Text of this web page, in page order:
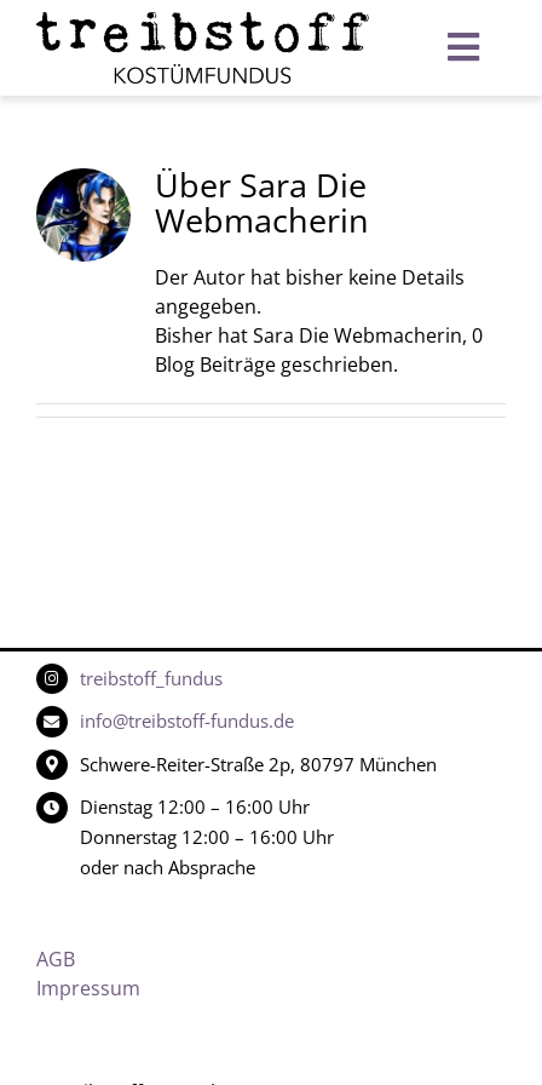
Inhalt
Verleih
Warenkorb
Über Sara Die
Webmacherin
Der Autor hat bisher keine Details
angegeben.
Bisher hat Sara Die Webmacherin, 0
Blog Beiträge geschrieben.
treibstoff_fundus
info@treibstoff-fundus.de
Schwere-Reiter-Straße 2p, 80797 München
Dienstag 12:00 – 16:00 Uhr
Donnerstag 12:00 – 16:00 Uhr
oder nach Absprache
AGB
Impressum